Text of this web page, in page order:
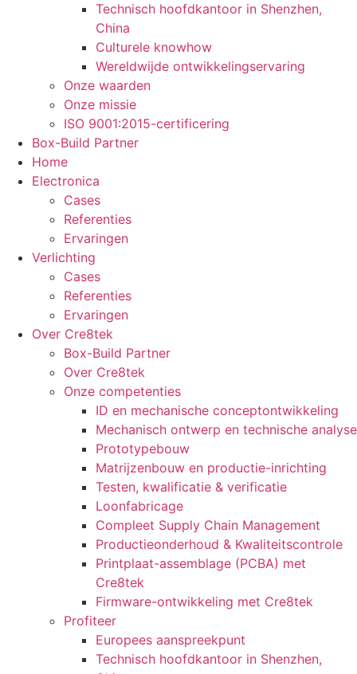
Technisch hoofdkantoor in Shenzhen,
China
Culturele knowhow
Wereldwijde ontwikkelingservaring
Onze waarden
Onze missie
ISO 9001:2015-certificering
Box-Build Partner
Home
Electronica
Cases
Referenties
Ervaringen
Verlichting
Cases
Referenties
Ervaringen
Over Cre8tek
Box-Build Partner
Over Cre8tek
Onze competenties
ID en mechanische conceptontwikkeling
Mechanisch ontwerp en technische analyse
Prototypebouw
Matrijzenbouw en productie-inrichting
Testen, kwalificatie & verificatie
Loonfabricage
Compleet Supply Chain Management
Productieonderhoud & Kwaliteitscontrole
Printplaat-assemblage (PCBA) met
Cre8tek
Firmware-ontwikkeling met Cre8tek
Profiteer
Europees aanspreekpunt
Technisch hoofdkantoor in Shenzhen,